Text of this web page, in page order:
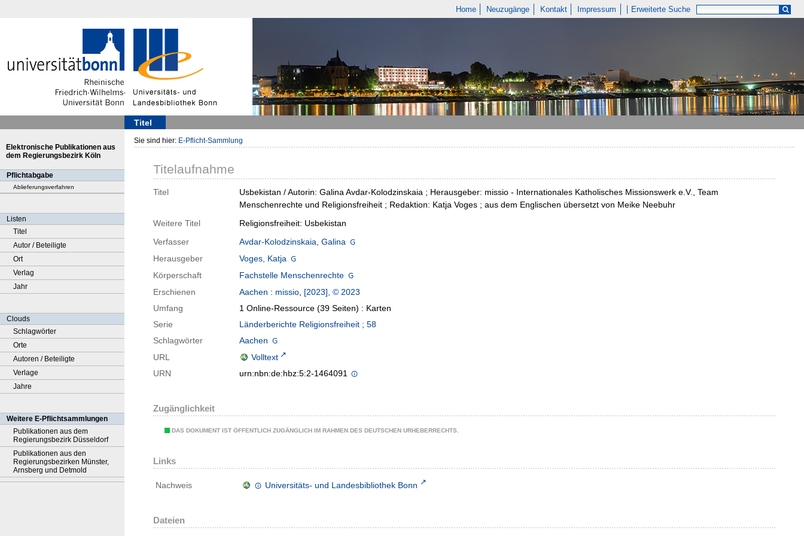
Home Neuzugänge Kontakt Impressum Erweiterte Suche
Titel
Elektronische Publikationen aus
dem Regierungsbezirk Köln
Pflichtabgabe
Ablieferungsverfahren
Listen
Titel
Autor / Beteiligte
Ort
Verlag
Jahr
Clouds
Schlagwörter
Orte
Autoren / Beteiligte
Verlage
Jahre
Weitere E-Pflichtsammlungen
Publikationen aus dem
Regierungsbezirk Düsseldorf
Publikationen aus den
Regierungsbezirken Münster,
Arnsberg und Detmold
Sie sind hier: E-Pflicht-Sammlung
Titelaufnahme
Titel
Usbekistan / Autorin: Galina Avdar-Kolodzinskaia ; Herausgeber: missio - Internationales Katholisches Missionswerk e.V., Team
Menschenrechte und Religionsfreiheit ; Redaktion: Katja Voges ; aus dem Englischen übersetzt von Meike Neebuhr
Weitere Titel
Religionsfreiheit: Usbekistan
Verfasser
Avdar-Kolodzinskaia, Galina
Herausgeber
Voges, Katja
Körperschaft
Fachstelle Menschenrechte
Erschienen
Aachen : missio, [2023], © 2023
Umfang
1 Online-Ressource (39 Seiten) : Karten
Serie
Länderberichte Religionsfreiheit ; 58
Schlagwörter
Aachen
URL
Volltext
URN
urn:nbn:de:hbz:5:2-1464091
Zugänglichkeit
DAS DOKUMENT IST ÖFFENTLICH ZUGÄNGLICH IM RAHMEN DES DEUTSCHEN URHEBERRECHTS.
Links
Nachweis Universitäts- und Landesbibliothek Bonn
Dateien